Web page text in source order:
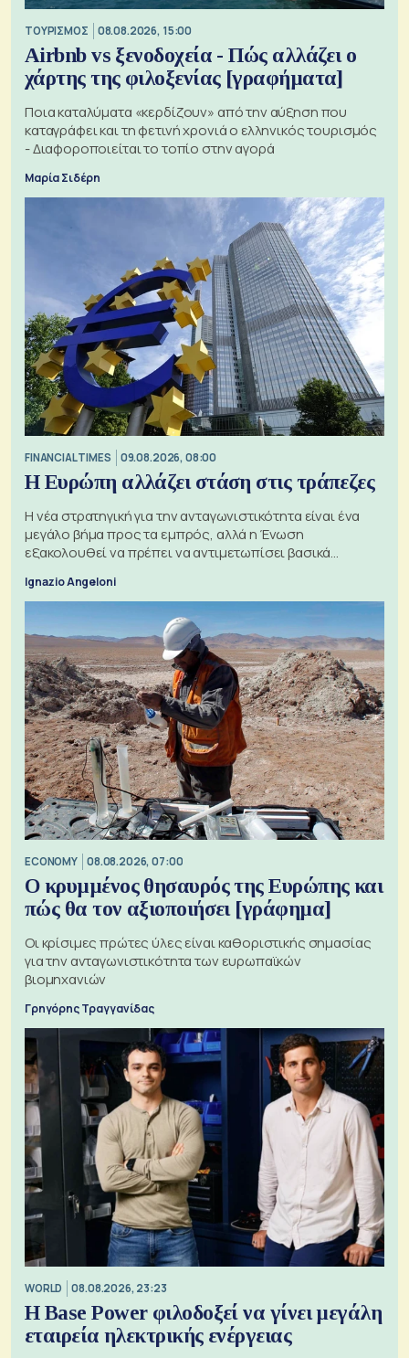
ΤΟΥΡΙΣΜΟΣ 08.08.2026, 15:00
Airbnb vs ξενοδοχεία - Πώς αλλάζει ο
χάρτης της φιλοξενίας [γραφήματα]
Ποια καταλύματα «κερδίζουν» από την αύξηση που
καταγράφει και τη φετινή χρονιά ο ελληνικός τουρισμός
- Διαφοροποιείται το τοπίο στην αγορά
Μαρία Σιδέρη
FINANCIAL TIMES 09.08.2026, 08:00
Η Ευρώπη αλλάζει στάση στις τράπεζες
Η νέα στρατηγική για την ανταγωνιστικότητα είναι ένα
μεγάλο βήμα προς τα εμπρός, αλλά η Ένωση
εξακολουθεί να πρέπει να αντιμετωπίσει βασικά
Ignazio Angeloni
ECONOMY 08.08.2026, 07:00
Ο κρυμμένος θησαυρός της Ευρώπης και
πώς θα τον αξιοποιήσει [γράφημα]
Οι κρίσιμες πρώτες ύλες είναι καθοριστικής σημασίας
για την ανταγωνιστικότητα των ευρωπαϊκών
βιομηχανιών
Γρηγόρης Τραγγανίδας
WORLD 08.08.2026, 23:23
Η Base Power φιλοδοξεί να γίνει μεγάλη
εταιρεία ηλεκτρικής ενέργειας